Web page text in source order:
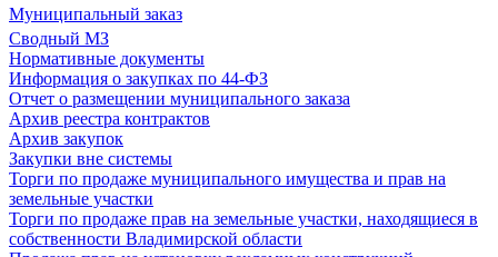
Муниципальный заказ
Сводный МЗ
Нормативные документы
Информация о закупках по 44-ФЗ
Отчет о размещении муниципального заказа
Архив реестра контрактов
Архив закупок
Закупки вне системы
Торги по продаже муниципального имущества и прав на
земельные участки
Торги по продаже прав на земельные участки, находящиеся в
собственности Владимирской области